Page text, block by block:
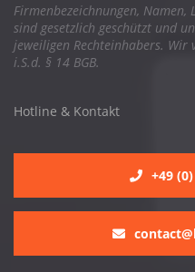
Firmenbezeichnungen, Namen,
sind gesetzlich geschützt und
jeweiligen Rechteinhabers.
i.S.d. § 14 BGB.
Hotline & Kontakt
+49